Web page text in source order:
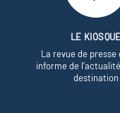
LE
La revue de presse
informe de
destination